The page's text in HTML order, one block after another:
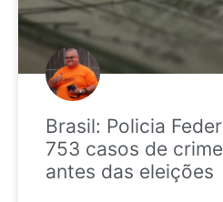
Brasil: Policia
753 casos de
antes das eleições